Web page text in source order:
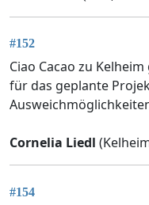
#152
Ciao Cacao zu
für das geplante
Cornelia Liedl
#154